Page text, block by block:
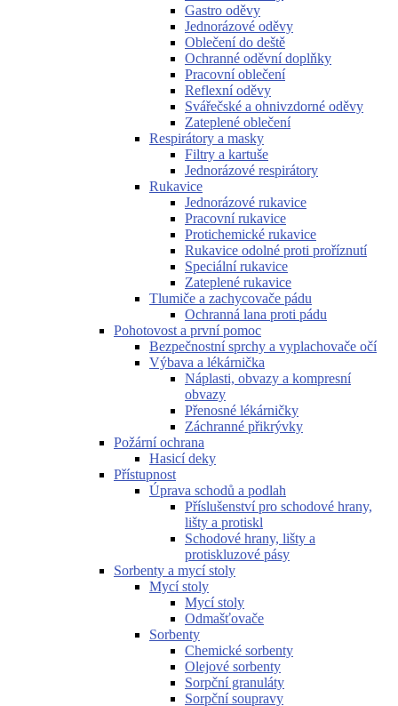
Gastro oděvy
Jednorázové oděvy
Oblečení do deště
Ochranné oděvní doplňky
Pracovní oblečení
Reflexní oděvy
Svářečské a ohnivzdorné oděvy
Zateplené oblečení
Respirátory a masky
Filtry a kartuše
Jednorázové respirátory
Rukavice
Jednorázové rukavice
Pracovní rukavice
Protichemické rukavice
Rukavice odolné proti proříznutí
Speciální rukavice
Zateplené rukavice
Tlumiče a zachycovače pádu
Ochranná lana proti pádu
Pohotovost a první pomoc
Bezpečnostní sprchy a vyplachovače očí
Výbava a lékárnička
Náplasti, obvazy a kompresní
obvazy
Přenosné lékárničky
Záchranné přikrývky
Požární ochrana
Hasicí deky
Přístupnost
Úprava schodů a podlah
Příslušenství pro schodové hrany,
lišty a protiskl
Schodové hrany, lišty a
protiskluzové pásy
Sorbenty a mycí stoly
Mycí stoly
Mycí stoly
Odmašťovače
Sorbenty
Chemické sorbenty
Olejové sorbenty
Sorpční granuláty
Sorpční soupravy